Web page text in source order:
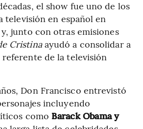
el show fue uno de los
televisión en español en
junto con otras emisiones
Cristinaayudó a consolidar a
de la televisión
Don Francisco entrevistó
incluyendo
como Barack Obama y